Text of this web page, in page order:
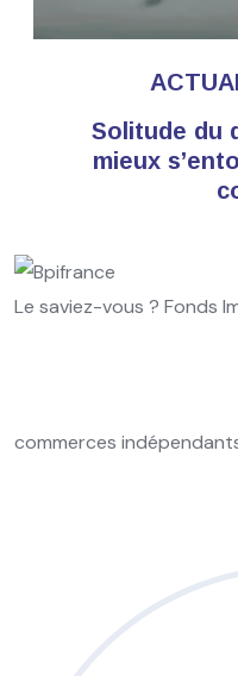
Solitude du
mieux
Le saviez-vous ? Fonds
commerces